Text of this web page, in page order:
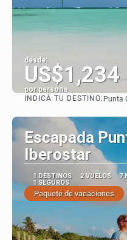
desde:
US$1,234
por persona
INDICÁ TU DESTINO: Punta
Escapada
Iberostar
1 DESTINOS 2 VUELOS 7
1 SEGUROS
Paquete de vacaciones